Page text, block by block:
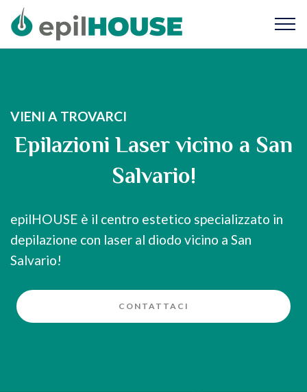
VIENI A TROVARCI
Epilazioni Laser vicino a San
Salvario!
epilHOUSE è il centro estetico specializzato in
depilazione con laser al diodo vicino a San
Salvario!
CONTATTACI